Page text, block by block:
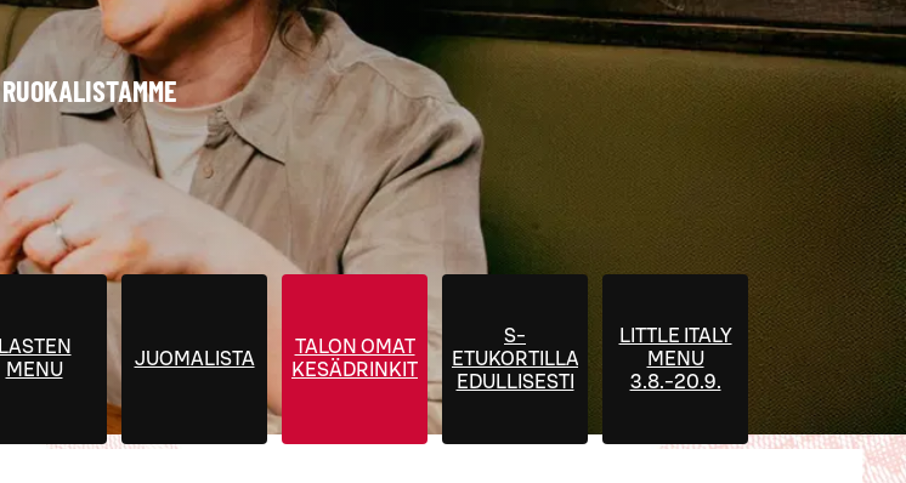
RUOKALISTAMME
LASTEN
MENU
JUOMALISTA
TALON OMAT
KESÄDRINKIT
S-
ETUKORTILLA
EDULLISESTI
LITTLE ITALY
MENU
3.8.-20.9.